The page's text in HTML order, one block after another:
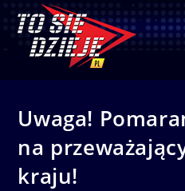
content
Uwaga!
na
kraju!